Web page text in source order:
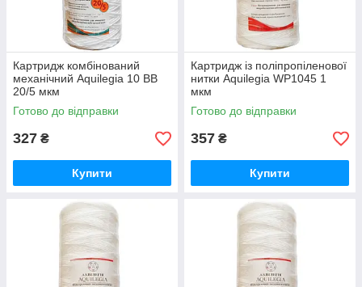
Картридж комбінований
механічний Aquilegia 10 BB
20/5 мкм
Готово до відправки
327 ₴
Купити
Картридж із поліпропіленової
нитки Aquilegia WP1045 1
мкм
Готово до відправки
357 ₴
Купити